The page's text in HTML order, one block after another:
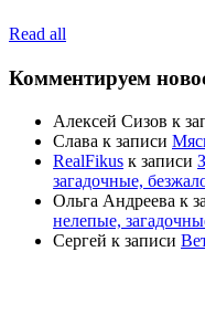
Read all
Комментируем
Алексей Сизов к
Слава к записи
RealFikus к записи
загадочные,
Ольга Андреева к
нелепые,
Сергей к записи